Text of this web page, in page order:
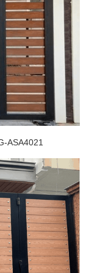
ASA4021